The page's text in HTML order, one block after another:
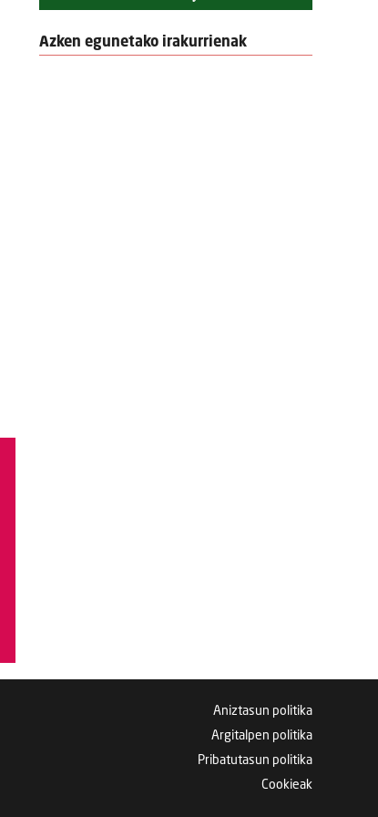
Azken egunetako irakurrienak
Aniztasun politika
Argitalpen politika
Pribatutasun politika
Cookieak